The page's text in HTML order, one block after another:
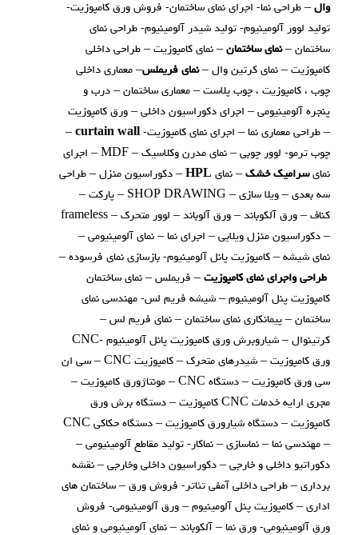
وال – طراحی نما- اجرای نمای ساختمان- فروش ورق کامپوزیت-
تولید لوور آلومینیوم- تولید شیدر آلومینیوم- طراحی نمای
ساختمان –نمای ساختمان – نمای کامپوزیت – طراحی داخلی
کامپوزیت – نمای کرتین وال –نمای فریملس– معماری داخلی
چوب ، کامپوزیت ، چوب پلاست – معماری ساختمان – درب و
پنجره آلومینیومی – اجرای دکوراسیون داخلی – ورق کامپوزیت
– طراحی معماری نما – اجرای نمای کامپوزیت- curtain wall
–
چوب ترمو- لوور چوبی – نمای مدرن وکلاسیک – MDF – اجرای
نمایسرامیک خشک – نمای HPL – دکوراسیون منزل – طراحی
سه بعدی – ویلا سازی – SHOP DRAWING – پارکت –
کناف – ورق آلکوباند – ورق آلوباند – لوور متحرک – frameless
– دکوراسیون منزل ویلایی – اجرای نما – نمای آلومینیومی –
نمای شیشه – کامپوزیت پانل آلومینیوم- بازسازی نمای فرسوده –
طراحی واجرای نمای کامپوزیت – فریملس – نمای ساختمان
کامپوزیت پنل آلومینیوم – شیشه فریم لس- مهندسی نمای
ساختمان – پیمانکاری نمای ساختمان – نمای فریم لس –
کرتینوال – شیاروبرش ورق کامپوزیت پانل آلومینیوم -CNC
ورق کامپوزیت – شیدرهای متحرک – کامپوزیت CNC – سی ان
سی ورق کامپوزیت – دستگاه CNC – مونتاژورق کامپوزیت –
مجری ارایه خدمات CNC کامپوزیت – دستگاه برش ورق
کامپوزیت – دستگاه شیارورق کامپوزیت – دستگاه حکاکی CNC
– مهندسی نما – نماسازی – نماکار- تولید مقاطع آلومینیومی –
دکوراتیو داخلی و خارجی – دکوراسیون داخلی وخارجی – نقشه
برداری – طراحی داخلی آمفی تئاتر- فروش ورق – ساختمان های
اداری – کامپوزیت پنل آلومینیوم – ورق آلومینیومی- فروش
ورق آلومینیومی- ورق نما – آلکوباند – نمای آلومینیومی و نمای